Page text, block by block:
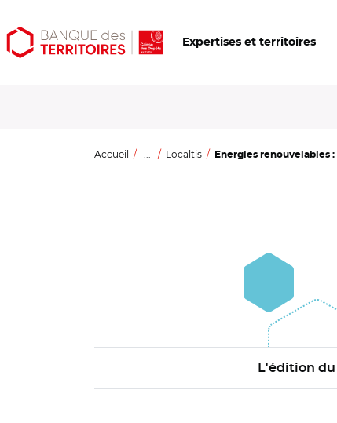
Aller
au
Aller
au
Ouvrir
les
Expertises et territoires
Accueil ... Localtis Energies renouvelables
L'édition